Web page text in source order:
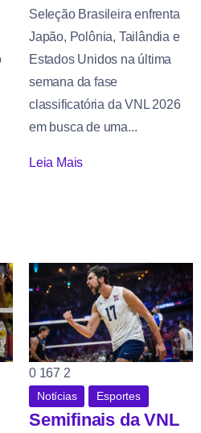
Seleção Brasileira enfrenta
Japão, Polônia, Tailândia e
Estados Unidos na última
semana da fase
classificatória da VNL 2026
em busca de uma...
Leia Mais
0 167 2
Notícias Esportes
Semifinais da VNL